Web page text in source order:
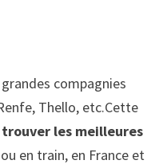
compagnies
Thello, etc.Cette
les meilleures
en train, en France et